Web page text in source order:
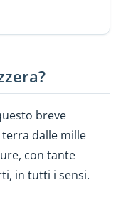
breve
dalle mille
con tante
in tutti i sensi.